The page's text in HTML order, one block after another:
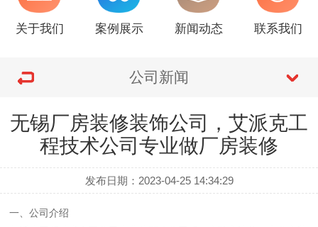
关于我们 案例展示 新闻动态 联系我们
公司新闻
无锡厂房装修装饰公司，艾派克工
程技术公司专业做厂房装修
发布日期：2023-04-25 14:34:29
一、公司介绍